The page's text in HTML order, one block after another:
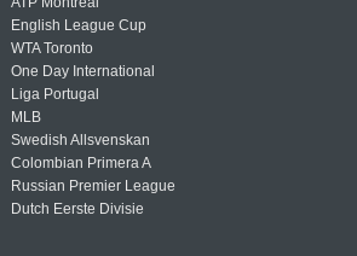
English League Cup
WTA Toronto
One Day International
Liga Portugal
MLB
Swedish Allsvenskan
Colombian Primera A
Russian Premier League
Dutch Eerste Divisie